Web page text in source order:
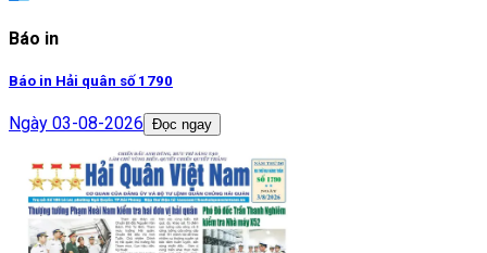
Báo in
Báo in Hải quân số 1790
Ngày 03-08-2026 Đọc ngay